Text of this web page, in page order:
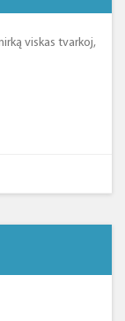
viskas tvarkoj,